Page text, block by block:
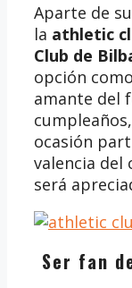
Aparte de
la athletic
Club de
opción
amante del
ocasión
valencia del
será
Ser fan